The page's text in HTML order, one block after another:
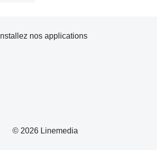
© 2026 Linemedia
Installez nos applications